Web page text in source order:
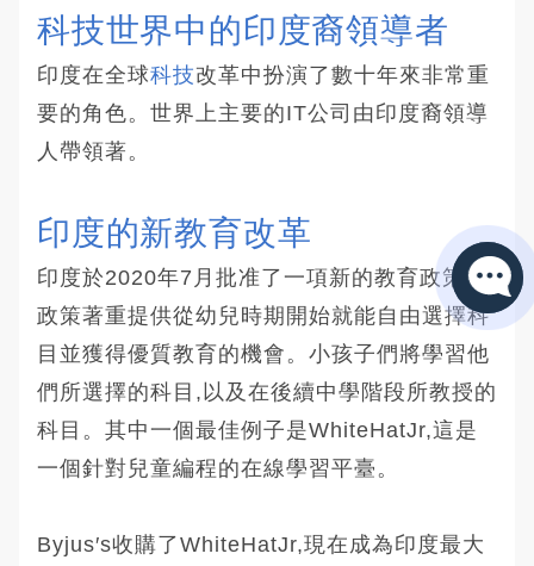
科技世界中的印度裔領導者
印度在全球科技改革中扮演了數十年來非常重
要的角色。世界上主要的IT公司由印度裔領導
人帶領著。
印度的新教育改革
印度於2020年7月批准了一項新的教育政策,該
政策著重提供從幼兒時期開始就能自由選擇科
目並獲得優質教育的機會。小孩子們將學習他
們所選擇的科目,以及在後續中學階段所教授的
科目。其中一個最佳例子是WhiteHatJr,這是
一個針對兒童編程的在線學習平臺。
Byjus′s收購了WhiteHatJr,現在成為印度最大